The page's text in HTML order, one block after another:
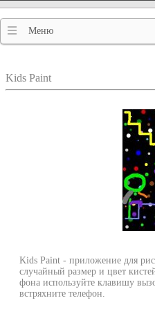
Меню
Kids Paint
Kids Paint - приложение для
случайный размер и цвет
фона используйте клавишу
встряхните телефон.